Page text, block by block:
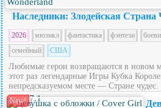
Наследники: Злодейская Страна
2026 мюзикл фантастика фэнтези
семейный
США
Любимые герои возвращаются в новом
этот раз легендарные Игры Кубка
непредсказуемом месте — Стране
New! 7.1